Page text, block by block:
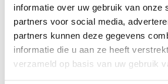
informatie over uw gebruik van onze
partners voor social media,
partners kunnen deze gegevens
informatie die u aan ze heeft
verzameld op basis van uw gebruik
uitbreidingsmogelijkheden.
Belangrijkste kenmerken:
PCIe-uitbreiding met hoge
4.0 x4 (x16 mechanische) sleuf